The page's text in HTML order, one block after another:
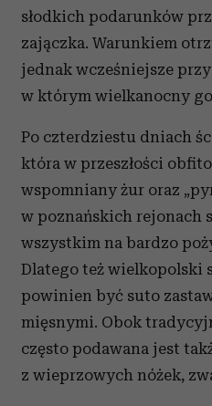
słodkich podarunków
zajączka. Warunkiem
jednak wcześniejsze
w którym wielkanocny
Po czterdziestu dniach
która w przeszłości
wspomniany żur oraz
w poznańskich rejonach
wszystkim na bardzo
Dlatego też wielkopolski
powinien być suto
mięsnymi. Obok
często podawana jest
z wieprzowych nóżek,